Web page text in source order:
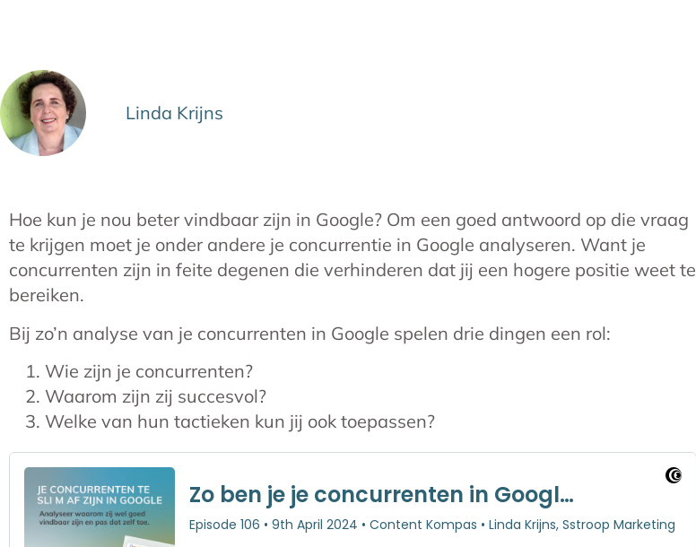
Linda Krijns
Hoe kun je nou beter vindbaar zijn in Google? Om een goed antwoord op die vraag
te krijgen moet je onder andere je concurrentie in Google analyseren. Want je
concurrenten zijn in feite degenen die verhinderen dat jij een hogere positie weet te
bereiken.
Bij zo’n analyse van je concurrenten in Google spelen drie dingen een rol:
Wie zijn je concurrenten?
Waarom zijn zij succesvol?
Welke van hun tactieken kun jij ook toepassen?